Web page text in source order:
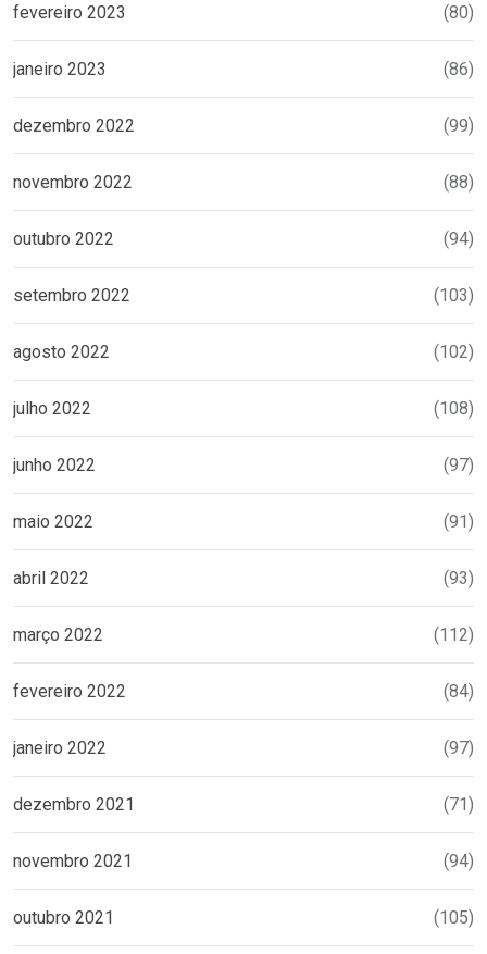
fevereiro 2023 (80)
janeiro 2023 (86)
dezembro 2022 (99)
novembro 2022 (88)
outubro 2022 (94)
setembro 2022 (103)
agosto 2022 (102)
julho 2022 (108)
junho 2022 (97)
maio 2022 (91)
abril 2022 (93)
março 2022 (112)
fevereiro 2022 (84)
janeiro 2022 (97)
dezembro 2021 (71)
novembro 2021 (94)
outubro 2021 (105)